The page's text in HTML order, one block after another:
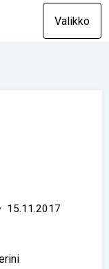
Valikko
15.11.2017